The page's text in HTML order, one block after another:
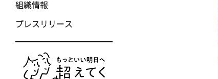
組織情報
プレスリリース